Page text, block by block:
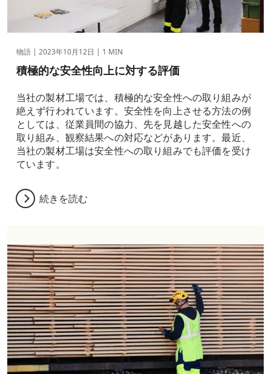
物語 | 2023年10月12日 | 1 MIN
積極的な安全性向上に対する評価
当社の製材工場では、積極的な安全性への取り組みが
絶えず行われています。安全性を向上させる方法の例
としては、従業員間の協力、先を見越した安全性への
取り組み、観察結果への対応などがあります。最近、
当社の製材工場は安全性への取り組みでも評価を受け
ています。
続きを読む